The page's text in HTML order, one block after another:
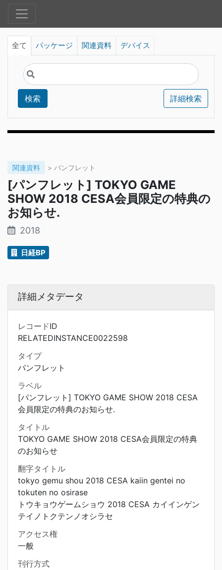
全て パッケージ 関連資料 デバイス
検索 詳細検索
関連資料 > パンフレット
[パンフレット] TOKYO GAME
SHOW 2018 CESA会員限定の特典の
お知らせ.
2018
日経BP
詳細メタデータ
レコードID
RELATEDINSTANCE0022598
タイプ
パンフレット
ラベル
[パンフレット] TOKYO GAME SHOW 2018 CESA
会員限定の特典のお知らせ.
タイトル
TOKYO GAME SHOW 2018 CESA会員限定の特典
のお知らせ
翻字タイトル
tokyo gemu shou 2018 CESA kaiin gentei no
tokuten no osirase
トウキョウゲームショウ 2018 CESA カイインゲン
テイノトクテンノオシラセ
アクセス権
一般
刊行方式